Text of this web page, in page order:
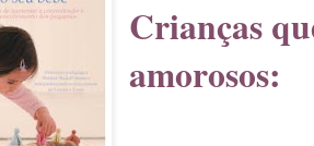
Crianças
amorosos: